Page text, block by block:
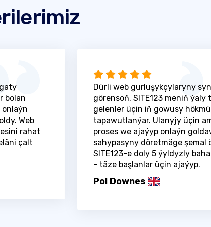
bolan
onlaýn
Web
rahat
çalt
Dürli web gurluşykçylaryny
görensoň, SITE123 meniň ýaly
gelenler üçin iň gowusy
tapawutlanýar. Ulanyjy üçin
proses we ajaýyp onlaýn
sahypasyny döretmäge şemal
SITE123-e doly 5 ýyldyzly
- täze başlanlar üçin ajaýyp.
Pol Downes